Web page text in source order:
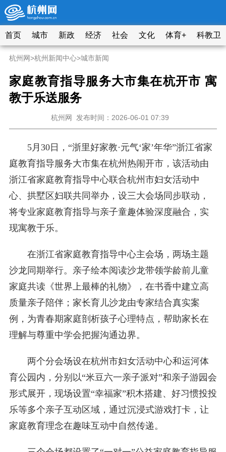
首页 城市 新政 经济 社会 文化 体育+ 科教卫
杭州网>杭州新闻中心>城市新闻
家庭教育指导服务大市集在杭开市 寓
教于乐送服务
杭州网 发布时间：2026-06-01 07:39
5月30日，“浙里好家教·元气‘家’年华”浙江省家
庭教育指导服务大市集在杭州热闹开市，该活动由
浙江省家庭教育指导中心联合杭州市妇女活动中
心、拱墅区妇联共同举办，设三大会场同步联动，
将专业家庭教育指导与亲子童趣体验深度融合，实
现寓教于乐。
在浙江省家庭教育指导中心主会场，两场主题
沙龙同期举行。亲子绘本阅读沙龙带领学龄前儿童
家庭共读《世界上最棒的礼物》，在书香中建立高
质量亲子陪伴；家长育儿沙龙由专家结合真实案
例，为青春期家庭剖析孩子心理特点，帮助家长在
理解与尊重中学会把握沟通边界。
两个分会场设在杭州市妇女活动中心和运河体
育公园内，分别以“米豆六一亲子派对”和亲子游园会
形式展开，现场设置“幸福家”积木搭建、好习惯投投
乐等多个亲子互动区域，通过沉浸式游戏打卡，让
家庭教育理念在趣味互动中自然传递。